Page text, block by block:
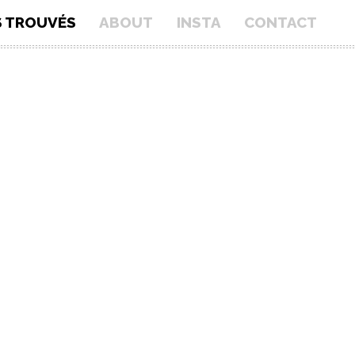
TROUVÉS ABOUT INSTA CONTACT